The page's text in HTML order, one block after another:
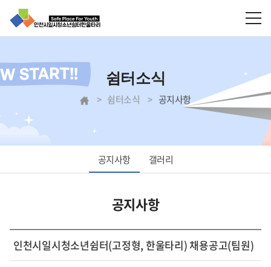
쉼터소식
쉼터소식 공지사항
공지사항 갤러리
공지사항
인천시일시청소년쉼터(고정형, 한울타리) 채용공고(팀원)